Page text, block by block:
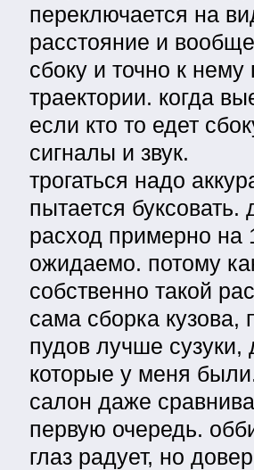
переключается на
расстояние и
сбоку и точно к
траектории. когда
если кто то едет
сигналы и звук.
трогаться надо
пытается
расход примерно на
ожидаемо. потому
собственно такой
сама сборка кузова,
пудов лучше
которые у меня
салон даже
первую очередь.
глаз радует, но